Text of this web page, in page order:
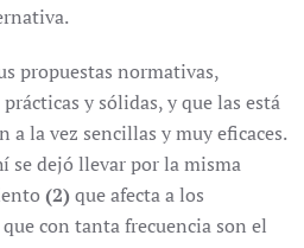
propuestas normativas,
y sólidas, y que las está
a la vez sencillas y muy eficaces.
se dejó llevar por la misma
(2)que afecta a los
con tanta frecuencia son el